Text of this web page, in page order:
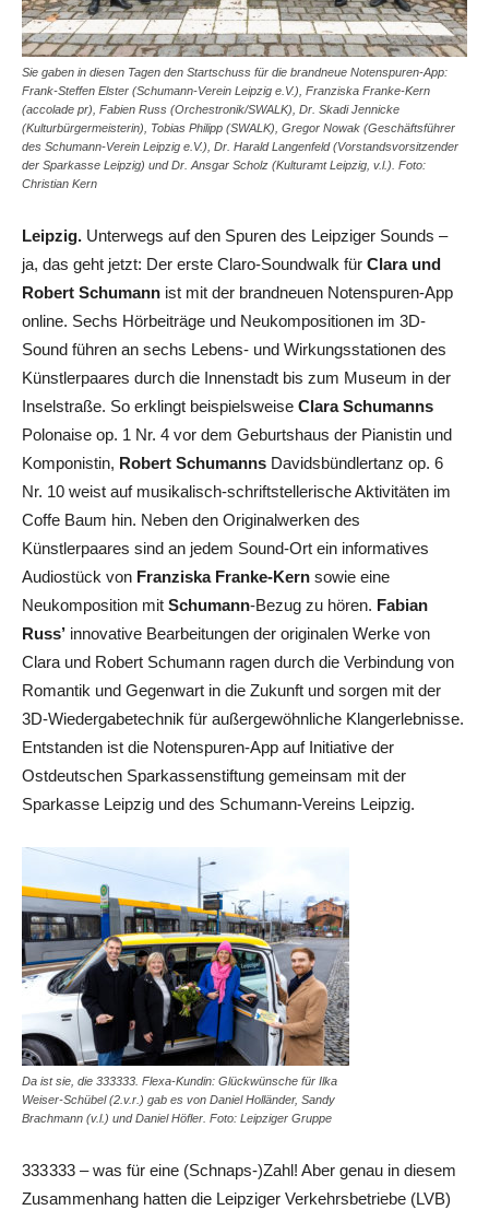
Sie gaben in diesen Tagen den Startschuss für die brandneue Notenspuren-App:
Frank-Steffen Elster (Schumann-Verein Leipzig e.V.), Franziska Franke-Kern
(accolade pr), Fabien Russ (Orchestronik/SWALK), Dr. Skadi Jennicke
(Kulturbürgermeisterin), Tobias Philipp (SWALK), Gregor Nowak (Geschäftsführer
des Schumann-Verein Leipzig e.V.), Dr. Harald Langenfeld (Vorstandsvorsitzender
der Sparkasse Leipzig) und Dr. Ansgar Scholz (Kulturamt Leipzig, v.l.). Foto:
Christian Kern
Leipzig. Unterwegs auf den Spuren des Leipziger Sounds –
ja, das geht jetzt: Der erste Claro-Soundwalk für Clara und
Robert Schumann ist mit der brandneuen Notenspuren-App
online. Sechs Hörbeiträge und Neukompositionen im 3D-
Sound führen an sechs Lebens- und Wirkungsstationen des
Künstlerpaares durch die Innenstadt bis zum Museum in der
Inselstraße. So erklingt beispielsweise Clara Schumanns
Polonaise op. 1 Nr. 4 vor dem Geburtshaus der Pianistin und
Komponistin, Robert Schumanns Davidsbündlertanz op. 6
Nr. 10 weist auf musikalisch-schriftstellerische Aktivitäten im
Coffe Baum hin. Neben den Originalwerken des
Künstlerpaares sind an jedem Sound-Ort ein informatives
Audiostück von Franziska Franke-Kern sowie eine
Neukomposition mit Schumann-Bezug zu hören. Fabian
Russ’ innovative Bearbeitungen der originalen Werke von
Clara und Robert Schumann ragen durch die Verbindung von
Romantik und Gegenwart in die Zukunft und sorgen mit der
3D-Wiedergabetechnik für außergewöhnliche Klangerlebnisse.
Entstanden ist die Notenspuren-App auf Initiative der
Ostdeutschen Sparkassenstiftung gemeinsam mit der
Sparkasse Leipzig und des Schumann-Vereins Leipzig.
Da ist sie, die 333333. Flexa-Kundin: Glückwünsche für Ilka
Weiser-Schübel (2.v.r.) gab es von Daniel Holländer, Sandy
Brachmann (v.l.) und Daniel Höfler. Foto: Leipziger Gruppe
333 333 – was für eine (Schnaps-)Zahl! Aber genau in diesem
Zusammenhang hatten die Leipziger Verkehrsbetriebe (LVB)